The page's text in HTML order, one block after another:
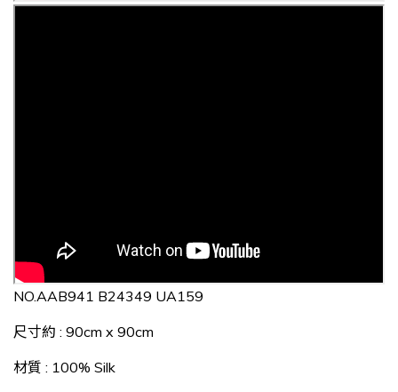
NO.AAB941 B24349 UA159
尺寸約 : 90cm x 90cm
材質 : 100% Silk